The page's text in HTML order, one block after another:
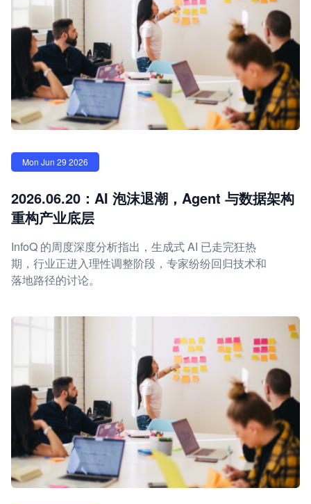
Mon Jun 29 2026
2026.06.20：AI 泡沫退潮，Agent 与数据架构
重构产业底层
InfoQ 的周度深度分析指出，生成式 AI 已走完狂热
期，行业正进入理性调整阶段，专家纷纷回归技术和
落地路径的讨论。